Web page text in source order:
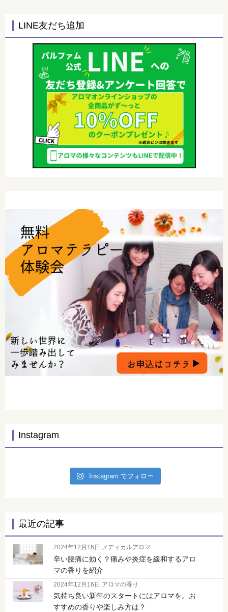
LINE友だち追加
Instagram
Instagram でフォロー
最近の記事
2024年12月16日 メディカルアロマ
辛い腰痛に効く？痛みや炎症を緩和するアロ
マの香りを紹介
2024年12月16日 アロマの香り
気持ち良い新年のスタートにはアロマを。お
すすめの香りや楽しみ方は？